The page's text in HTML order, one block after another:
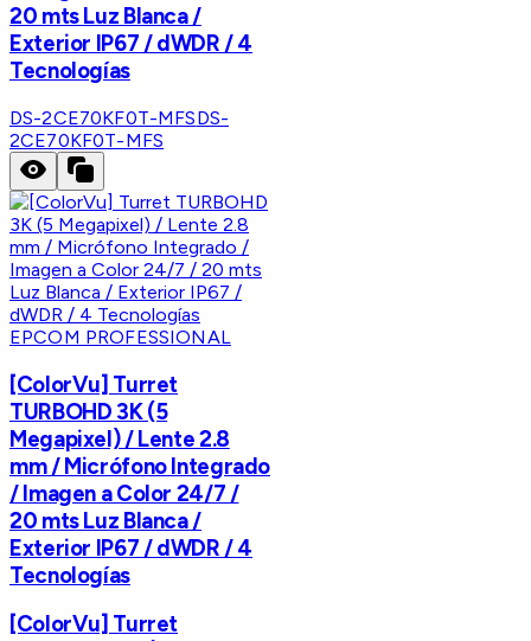
20 mts Luz Blanca /
Exterior IP67 / dWDR / 4
Tecnologías
DS-2CE70KF0T-MFSDS-
2CE70KF0T-MFS
EPCOM PROFESSIONAL
[ColorVu] Turret
TURBOHD 3K (5
Megapixel) / Lente 2.8
mm / Micrófono Integrado
/ Imagen a Color 24/7 /
20 mts Luz Blanca /
Exterior IP67 / dWDR / 4
Tecnologías
[ColorVu] Turret